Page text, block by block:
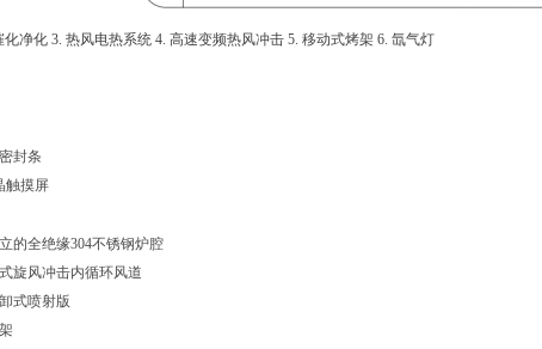
化净化 3. 热风电热系统 4. 高速变频热风冲击 5. 移动式烤架 6. 氙气灯
封条
触摸屏
的全绝缘304不锈钢炉腔
旋风冲击内循环风道
式喷射版